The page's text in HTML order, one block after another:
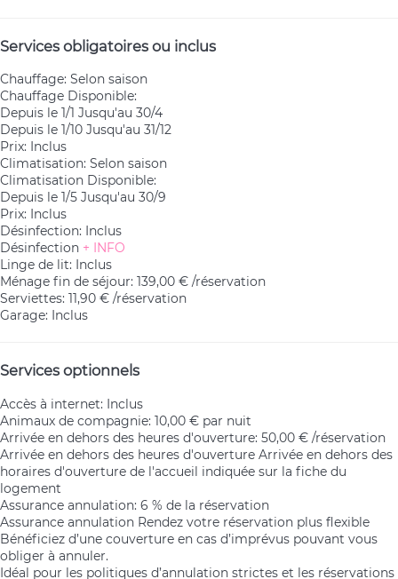
Services obligatoires ou inclus
Chauffage: Selon saison
Chauffage Disponible:
Depuis le 1/1 Jusqu'au 30/4
Depuis le 1/10 Jusqu'au 31/12
Prix: Inclus
Climatisation: Selon saison
Climatisation Disponible:
Depuis le 1/5 Jusqu'au 30/9
Prix: Inclus
Désinfection: Inclus
Désinfection + INFO
Linge de lit: Inclus
Ménage fin de séjour: 139,00 € /réservation
Serviettes: 11,90 € /réservation
Garage: Inclus
Services optionnels
Accès à internet: Inclus
Animaux de compagnie: 10,00 € par nuit
Arrivée en dehors des heures d'ouverture: 50,00 € /réservation
Arrivée en dehors des heures d'ouverture Arrivée en dehors des
horaires d'ouverture de l'accueil indiquée sur la fiche du
logement
Assurance annulation: 6 % de la réservation
Assurance annulation Rendez votre réservation plus flexible
Bénéficiez d’une couverture en cas d’imprévus pouvant vous
obliger à annuler.
Idéal pour les politiques d’annulation strictes et les réservations